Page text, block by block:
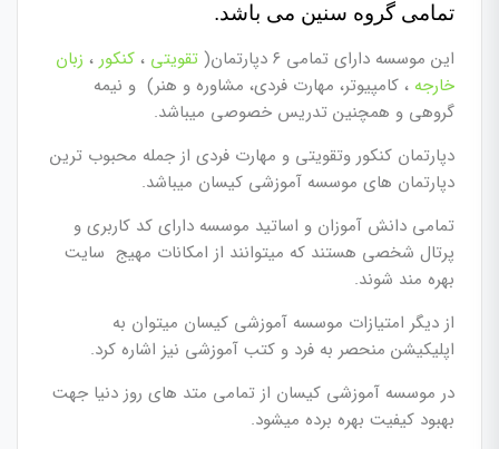
تمامی گروه سنین می باشد.
این موسسه دارای تمامی ۶ دپارتمان( تقویتی ، کنکور ، زبان
خارجه ، کامپیوتر، مهارت فردی، مشاوره و هنر) و نیمه
گروهی و همچنین تدریس خصوصی میباشد.
دپارتمان کنکور وتقویتی و مهارت فردی از جمله محبوب ترین
دپارتمان های موسسه آموزشی کیسان میباشد.
تمامی دانش آموزان و اساتید موسسه دارای کد کاربری و
پرتال شخصی هستند که میتوانند از امکانات مهیج سایت
بهره مند شوند.
از دیگر امتیازات موسسه آموزشی کیسان میتوان به
اپلیکیشن منحصر به فرد و کتب آموزشی نیز اشاره کرد.
در موسسه آموزشی کیسان از تمامی متد های روز دنیا جهت
بهبود کیفیت بهره برده میشود.